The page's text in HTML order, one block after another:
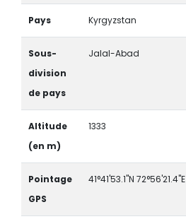
Pays Kyrgyzstan
Sous-
division
de pays
Jalal-Abad
Altitude
(en m)
1333
Pointage
GPS
41°41'53.1"N 72°56'21.4"E